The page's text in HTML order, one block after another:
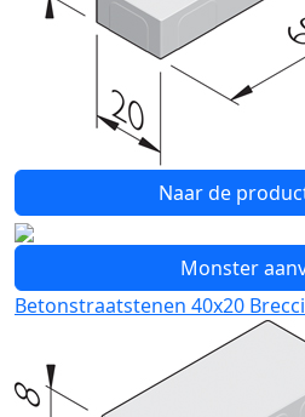
Naar de
Monster
Betonstraatstenen 40x20